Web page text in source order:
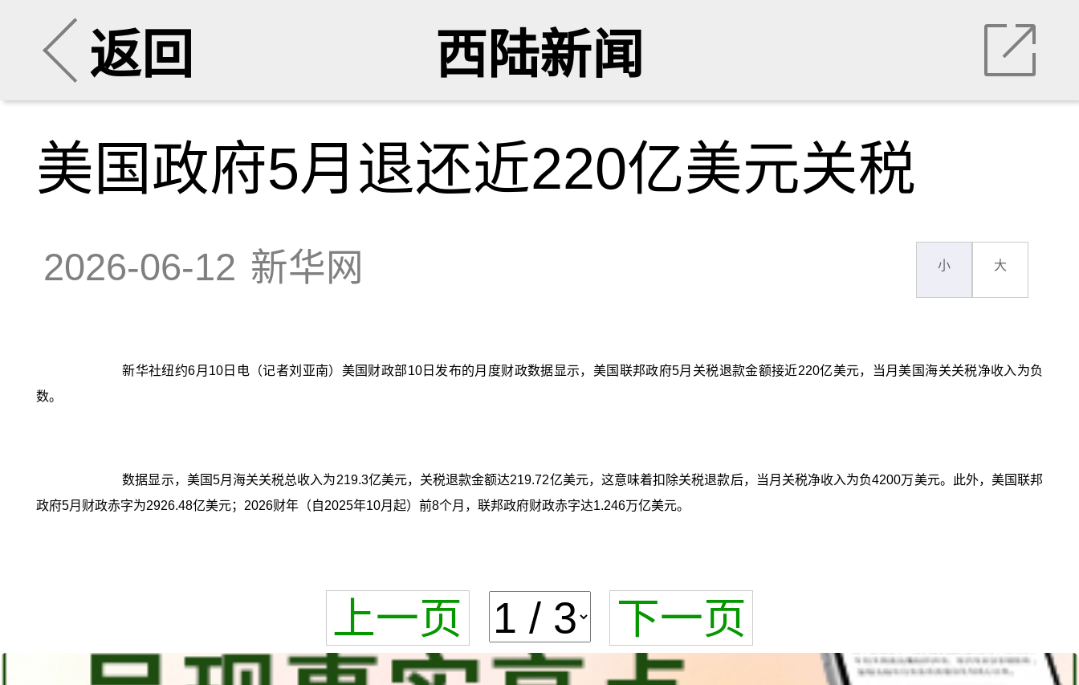
返回 西陆新闻
美国政府5月退还近220亿美元关税
2026-06-12 新华网 小 大
新华社纽约6月10日电（记者刘亚南）美国财政部10日发布的月度财政数据显示，美国联邦政府5月关税退款金额接近220亿美元，当月美国海关关税净收入为负
数。
数据显示，美国5月海关关税总收入为219.3亿美元，关税退款金额达219.72亿美元，这意味着扣除关税退款后，当月关税净收入为负4200万美元。此外，美国联邦
政府5月财政赤字为2926.48亿美元；2026财年（自2025年10月起）前8个月，联邦政府财政赤字达1.246万亿美元。
上一页 下一页